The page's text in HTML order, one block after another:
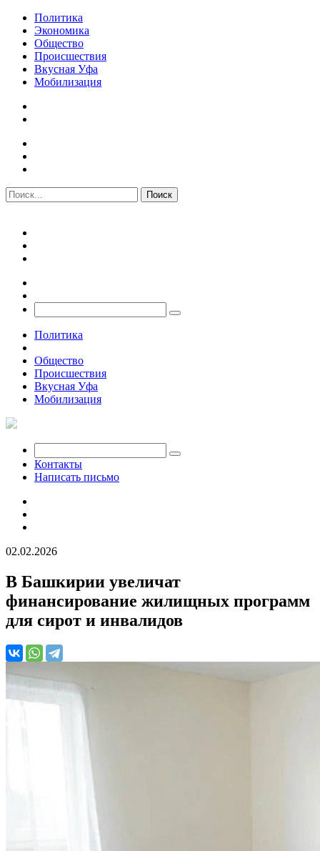
Политика
Экономика
Общество
Происшествия
Вкусная Уфа
Мобилизация
Политика
Общество
Происшествия
Вкусная Уфа
Мобилизация
Контакты
Написать письмо
02.02.2026
В Башкирии увеличат
финансирование жилищных программ
для сирот и инвалидов